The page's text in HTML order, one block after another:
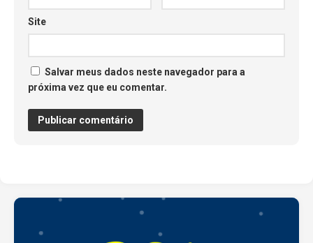
Site
Salvar meus dados neste navegador para a
próxima vez que eu comentar.